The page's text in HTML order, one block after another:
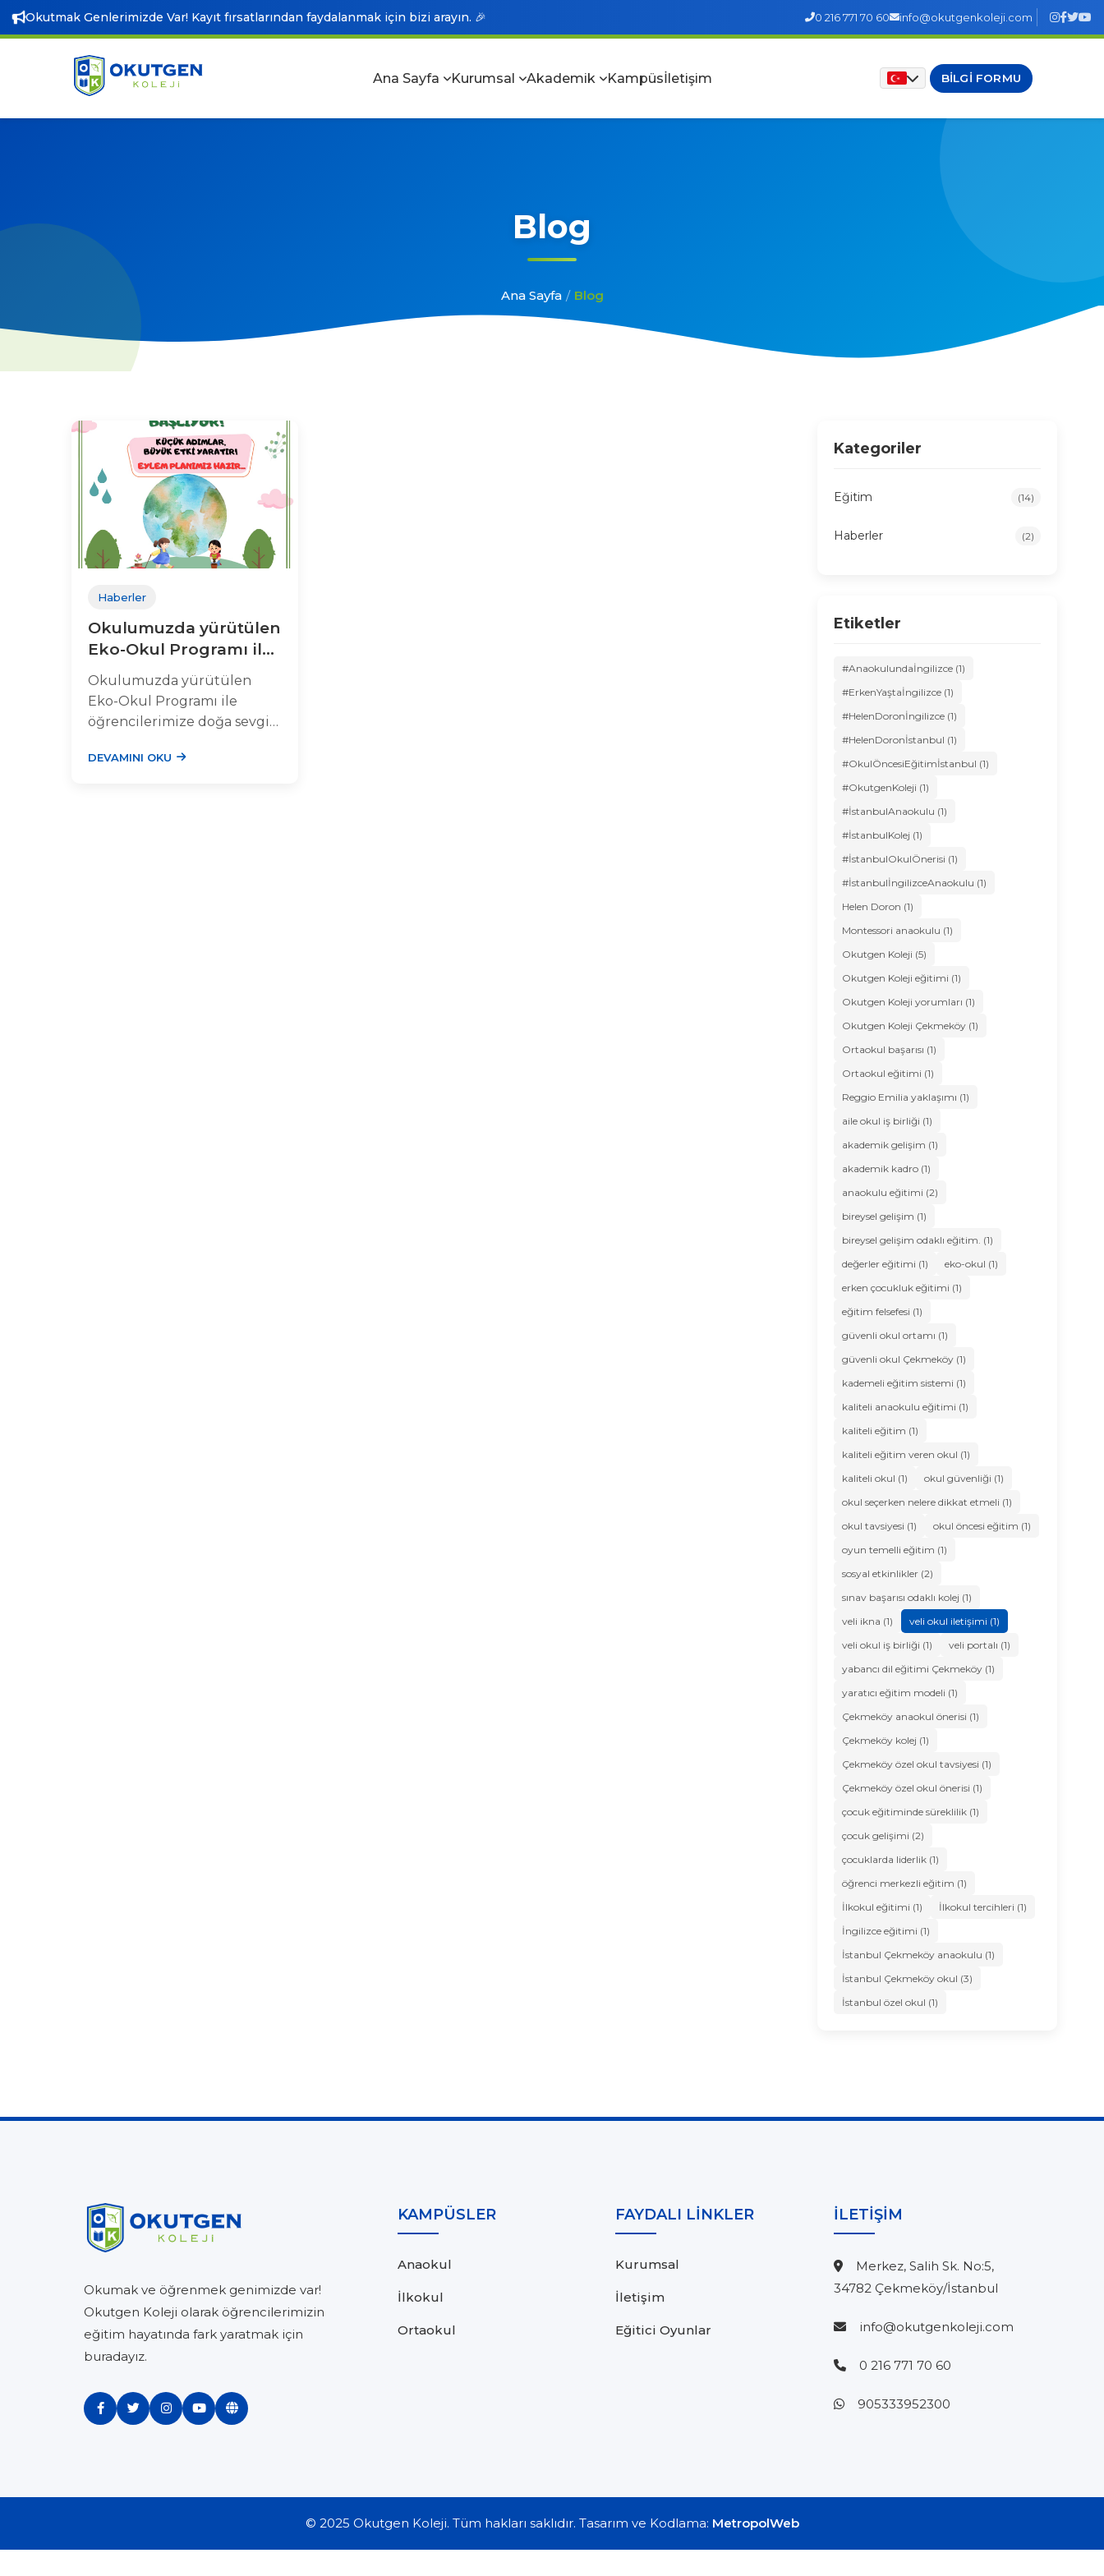
Okutmak Genlerimizde Var! Kayıt fırsatlarından faydalanmak için bizi arayın. 🎉 0 216 771 70 60 info@okutgenkoleji.com
Ana Sayfa Kurumsal Akademik Kampüsİletişim BILGI FORMU
Blog
Ana Sayfa / Blog
Haberler
Okulumuzda yürütülen
Eko-Okul Programı ile
doğa sevgisi ve çevre
bilinci
Okulumuzda yürütülen
Eko-Okul Programı ile
öğrencilerimize doğa sevgisi
DEVAMINI OKU
Kategoriler
Eğitim (14)
Haberler (2)
Etiketler
#Anaokulundaİngilizce (1)
#ErkenYaştaİngilizce (1)
#HelenDoronİngilizce (1)
#HelenDoronİstanbul (1)
#OkulÖncesiEğitimİstanbul (1)
#OkutgenKoleji (1)
#İstanbulAnaokulu (1)
#İstanbulKolej (1)
#İstanbulOkulÖnerisi (1)
#İstanbulİngilizceAnaokulu (1)
Helen Doron (1)
Montessori anaokulu (1)
Okutgen Koleji (5)
Okutgen Koleji eğitimi (1)
Okutgen Koleji yorumları (1)
Okutgen Koleji Çekmeköy (1)
Ortaokul başarısı (1)
Ortaokul eğitimi (1)
Reggio Emilia yaklaşımı (1)
aile okul iş birliği (1)
akademik gelişim (1)
akademik kadro (1)
anaokulu eğitimi (2)
bireysel gelişim (1)
bireysel gelişim odaklı eğitim. (1)
değerler eğitimi (1)
eko-okul (1)
erken çocukluk eğitimi (1)
eğitim felsefesi (1)
güvenli okul ortamı (1)
güvenli okul Çekmeköy (1)
kademeli eğitim sistemi (1)
kaliteli anaokulu eğitimi (1)
kaliteli eğitim (1)
kaliteli eğitim veren okul (1)
kaliteli okul (1)
okul güvenliği (1)
okul seçerken nelere dikkat etmeli (1)
okul tavsiyesi (1)
okul öncesi eğitim (1)
oyun temelli eğitim (1)
sosyal etkinlikler (2)
sınav başarısı odaklı kolej (1)
veli ikna (1)
veli okul iletişimi (1)
veli okul iş birliği (1)
veli portalı (1)
yabancı dil eğitimi Çekmeköy (1)
yaratıcı eğitim modeli (1)
Çekmeköy anaokul önerisi (1)
Çekmeköy kolej (1)
Çekmeköy özel okul tavsiyesi (1)
Çekmeköy özel okul önerisi (1)
çocuk eğitiminde süreklilik (1)
çocuk gelişimi (2)
çocuklarda liderlik (1)
öğrenci merkezli eğitim (1)
İlkokul eğitimi (1)
İlkokul tercihleri (1)
İngilizce eğitimi (1)
İstanbul Çekmeköy anaokulu (1)
İstanbul Çekmeköy okul (3)
İstanbul özel okul (1)
Okumak ve öğrenmek genimizde var!
Okutgen Koleji olarak öğrencilerimizin
eğitim hayatında fark yaratmak için
buradayız.
KAMPÜSLER
Anaokul
İlkokul
Ortaokul
FAYDALI LİNKLER
Kurumsal
İletişim
Eğitici Oyunlar
İLETİŞİM
Merkez, Salih Sk. No:5,
34782 Çekmeköy/İstanbul
info@okutgenkoleji.com
0 216 771 70 60
905333952300
© 2025 Okutgen Koleji. Tüm hakları saklıdır. Tasarım ve Kodlama: MetropolWeb